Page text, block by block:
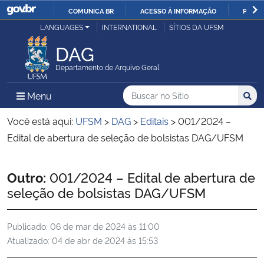
IR
COMUNICA BR ACESSO À INFORMAÇÃO
Ministério da Justiça e Segurança Pública
Ministério da Defesa
Ministério das Relações Exteriores
Ministério da Infraestrutura
Ministério da Agricultura, Pecuária e Abastecimento
Ministério da Educação
LANGUAGES INTERNATIONAL SÍTIOS DA UFSM
DAG
Departamento de Arquivo Geral
Menu Menu Principal do Sítio
Busca
Buscar no no Sítio
Busca:
Você está aqui: UFSM > DAG > Editais >001/2024 –
Edital de abertura de seleção de bolsistas DAG/UFSM
Início do conteúdo
Outro: 001/2024 – Edital de abertura de
seleção de bolsistas DAG/UFSM
Publicado: 06 de mar de 2024 às 11:00
Atualizado: 04 de abr de 2024 às 15:53